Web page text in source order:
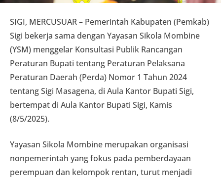
SIGI, MERCUSUAR – Pemerintah Kabupaten (Pemkab)
Sigi bekerja sama dengan Yayasan Sikola Mombine
(YSM) menggelar Konsultasi Publik Rancangan
Peraturan Bupati tentang Peraturan Pelaksana
Peraturan Daerah (Perda) Nomor 1 Tahun 2024
tentang Sigi Masagena, di Aula Kantor Bupati Sigi,
bertempat di Aula Kantor Bupati Sigi, Kamis
(8/5/2025).
Yayasan Sikola Mombine merupakan organisasi
nonpemerintah yang fokus pada pemberdayaan
perempuan dan kelompok rentan, turut menjadi